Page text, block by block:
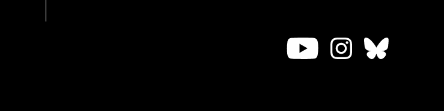
Youtube InstagramBluesky